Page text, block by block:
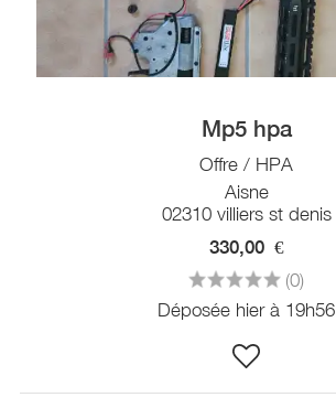
Mp5 hpa
Offre / HPA
Aisne
02310 villiers st denis
330,00 €
(0)
Déposée hier à 19h56